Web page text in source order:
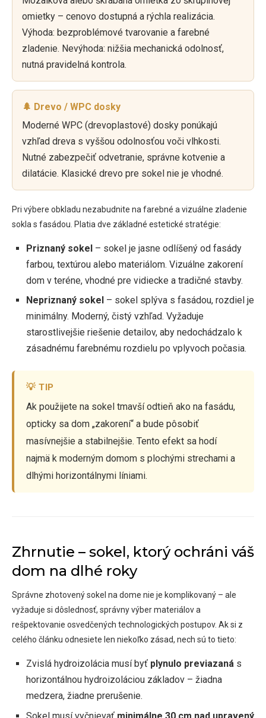
omietky – cenovo dostupná a rýchla realizácia.
Výhoda: bezproblémové tvarovanie a farebné
zladenie. Nevýhoda: nižšia mechanická odolnosť,
nutná pravidelná kontrola.
🌲 Drevo / WPC dosky
Moderné WPC (drevoplastové) dosky ponúkajú
vzhľad dreva s vyššou odolnosťou voči vlhkosti.
Nutné zabezpečiť odvetranie, správne kotvenie a
dilatácie. Klasické drevo pre sokel nie je vhodné.
Pri výbere obkladu nezabudnite na farebné a vizuálne zladenie
sokla s fasádou. Platia dve základné estetické stratégie:
Priznaný sokel – sokel je jasne odlíšený od fasády
farbou, textúrou alebo materiálom. Vizuálne zakorení
dom v teréne, vhodné pre vidiecke a tradičné stavby.
Nepriznaný sokel – sokel splýva s fasádou, rozdiel je
minimálny. Moderný, čistý vzhľad. Vyžaduje
starostlivejšie riešenie detailov, aby nedochádzalo k
zásadnému farebnému rozdielu po vplyvoch počasia.
💡 TIP
Ak použijete na sokel tmavší odtieň ako na fasádu,
opticky sa dom „zakorení“ a bude pôsobiť
masívnejšie a stabilnejšie. Tento efekt sa hodí
najmä k moderným domom s plochými strechami a
dlhými horizontálnymi líniami.
Zhrnutie – sokel, ktorý ochráni váš
dom na dlhé roky
Správne zhotovený sokel na dome nie je komplikovaný – ale
vyžaduje si dôslednosť, správny výber materiálov a
rešpektovanie osvedčených technologických postupov. Ak si z
celého článku odnesiete len niekoľko zásad, nech sú to tieto:
Zvislá hydroizolácia musí byť plynulo previazaná s
horizontálnou hydroizoláciou základov – žiadna
medzera, žiadne prerušenie.
Sokel musí vyčnievať minimálne 30 cm nad upravený